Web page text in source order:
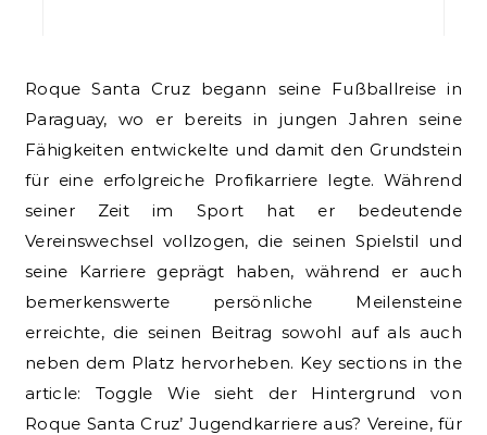
Roque Santa Cruz begann seine Fußballreise in
Paraguay, wo er bereits in jungen Jahren seine
Fähigkeiten entwickelte und damit den Grundstein
für eine erfolgreiche Profikarriere legte. Während
seiner Zeit im Sport hat er bedeutende
Vereinswechsel vollzogen, die seinen Spielstil und
seine Karriere geprägt haben, während er auch
bemerkenswerte persönliche Meilensteine
erreichte, die seinen Beitrag sowohl auf als auch
neben dem Platz hervorheben. Key sections in the
article: Toggle Wie sieht der Hintergrund von
Roque Santa Cruz’ Jugendkarriere aus? Vereine, für